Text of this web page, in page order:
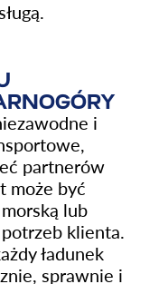
i
partnerów
może być
lub
klienta.
ładunek
sprawnie i